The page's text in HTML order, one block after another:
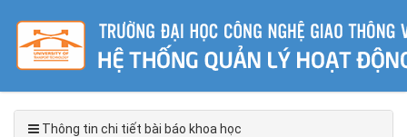
Thông tin chi tiết bài báo khoa học